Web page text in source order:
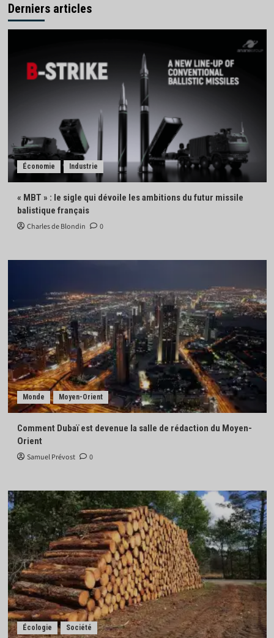
Derniers articles
Économie Industrie
« MBT » : le sigle qui dévoile les ambitions du futur missile
balistique français
Charles de Blondin 0
Monde Moyen-Orient
Comment Dubaï est devenue la salle de rédaction du Moyen-
Orient
Samuel Prévost 0
Écologie Société